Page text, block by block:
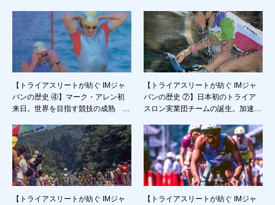
【トライアスリートが紡ぐ IMジャ
パンの歴史 ④】マーク・アレン初
来日。世界を目指す競技の成熟 〜
湖 〜
【トライアスリートが紡ぐ IMジャ
パンの歴史 ⑦】日本初のトライア
スロン実業団チームの誕生。加速す
マン・ジャパン in びわ湖大会 1990
年代前半 〜
【トライアスリートが紡ぐ IMジャ
【トライアスリートが紡ぐ IMジャ